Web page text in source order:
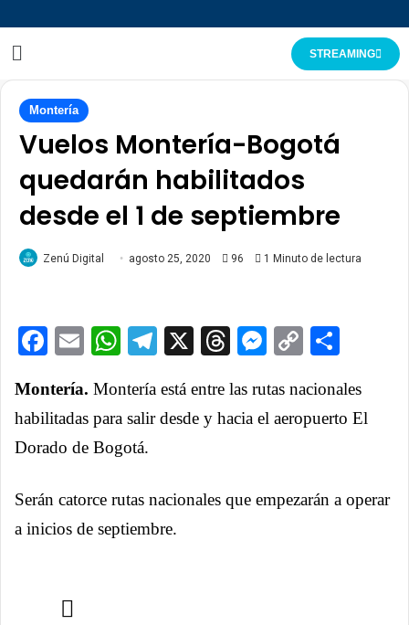
STREAMING
Montería
Vuelos Montería-Bogotá
quedarán habilitados
desde el 1 de septiembre
Zenú Digital agosto 25, 2020 96 1 Minuto de lectura
Facebook
EmailWhatsApp
Telegram
X ThreadsCopy
Montería. Montería está entre las rutas nacionales
habilitadas para salir desde y hacia el aeropuerto El
Dorado de Bogotá.
Serán catorce rutas nacionales que empezarán a operar
a inicios de septiembre.